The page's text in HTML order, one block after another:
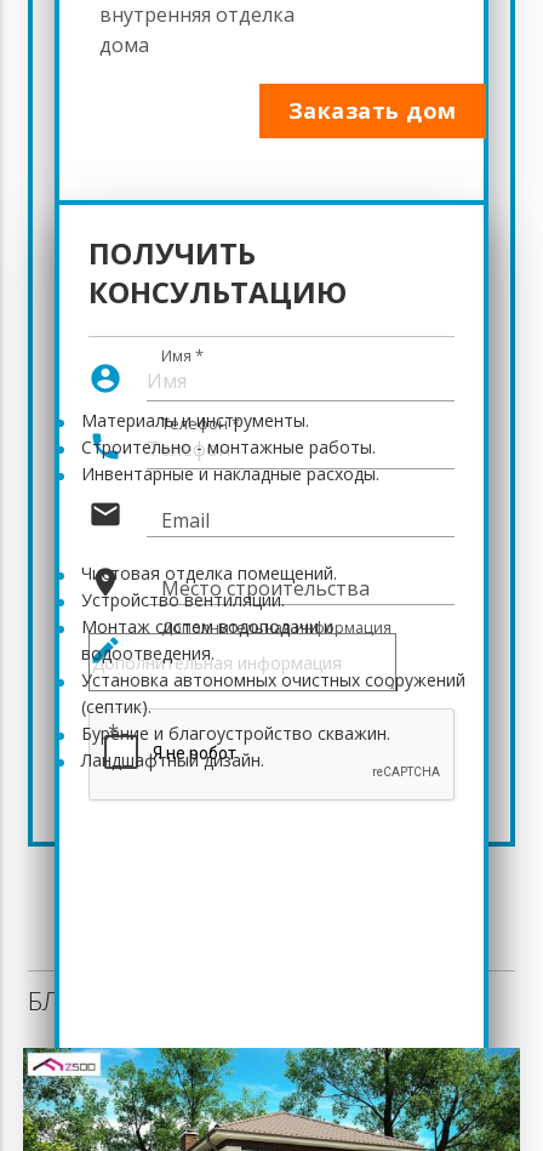
внутренняя отделка
дома
Заказать дом
ПОЛУЧИТЬ
КОНСУЛЬТАЦИЮ
account_circle
Имя *
phone
Телефон*
mail Email
place Место строительства
create
Дополнительная информация
*
* - Комплектация дома и перечень используемых
материалов могут быть изменены и дополнены
согласно Вашим пожеланиям.
В стоимость строительства включено:
Материалы и инструменты.
Cтроительно - монтажные работы.
Инвентарные и накладные расходы.
Дополнительно предлагаем следующие
услуги:
Чистовая отделка помещений.
Устройство вентиляции.
Монтаж систем водоподачи и
водоотведения.
Установка автономных очистных сооружений
(септик).
Бурение и благоустройство скважин.
Ландшафтный дизайн.
Узнайте подробнее в разделе ЦЕНЫ
БЛИЗКИЕ ПО ПЛОЩАДИ ПРОЕКТЫ: